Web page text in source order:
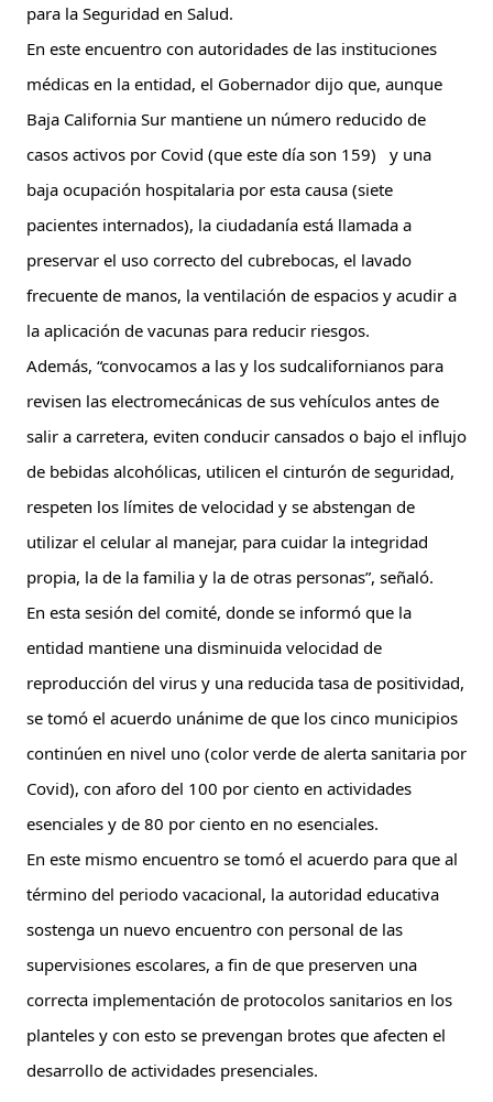
para la Seguridad en Salud.
En este encuentro con autoridades de las instituciones
médicas en la entidad, el Gobernador dijo que, aunque
Baja California Sur mantiene un número reducido de
casos activos por Covid (que este día son 159)   y una
baja ocupación hospitalaria por esta causa (siete
pacientes internados), la ciudadanía está llamada a
preservar el uso correcto del cubrebocas, el lavado
frecuente de manos, la ventilación de espacios y acudir a
la aplicación de vacunas para reducir riesgos.
Además, “convocamos a las y los sudcalifornianos para
revisen las electromecánicas de sus vehículos antes de
salir a carretera, eviten conducir cansados o bajo el influjo
de bebidas alcohólicas, utilicen el cinturón de seguridad,
respeten los límites de velocidad y se abstengan de
utilizar el celular al manejar, para cuidar la integridad
propia, la de la familia y la de otras personas”, señaló.
En esta sesión del comité, donde se informó que la
entidad mantiene una disminuida velocidad de
reproducción del virus y una reducida tasa de positividad,
se tomó el acuerdo unánime de que los cinco municipios
continúen en nivel uno (color verde de alerta sanitaria por
Covid), con aforo del 100 por ciento en actividades
esenciales y de 80 por ciento en no esenciales.
En este mismo encuentro se tomó el acuerdo para que al
término del periodo vacacional, la autoridad educativa
sostenga un nuevo encuentro con personal de las
supervisiones escolares, a fin de que preserven una
correcta implementación de protocolos sanitarios en los
planteles y con esto se prevengan brotes que afecten el
desarrollo de actividades presenciales.